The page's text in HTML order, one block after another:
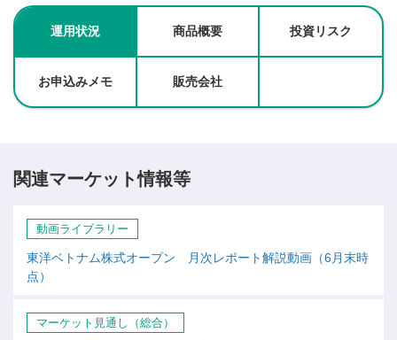
運用状況 商品概要 投資リスク
お申込みメモ 販売会社
関連マーケット情報等
動画ライブラリー
東洋ベトナム株式オープン 月次レポート解説動画（6月末時
点）
マーケット見通し（総合）